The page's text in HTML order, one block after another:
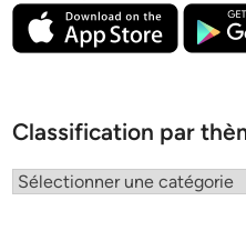
Classification par
Classification